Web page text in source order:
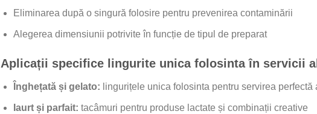
Eliminarea după o singură folosire pentru prevenirea contaminării
Alegerea dimensiunii potrivite în funcție de tipul de preparat
Aplicații specifice lingurite unica folosinta în servicii
Înghețată și gelato: lingurițele unica folosinta pentru servirea perfectă
Iaurt și parfait: tacâmuri pentru produse lactate și combinații creative